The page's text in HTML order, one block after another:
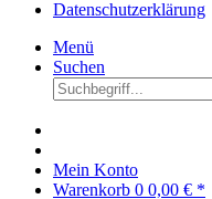
Datenschutzerklärung
Menü
Suchen
Mein Konto
Warenkorb 0 0,00 € *